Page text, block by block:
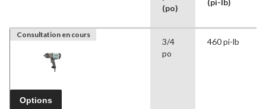
(po)
Consultation en cours
Options
3/4
po
460 pi-lb